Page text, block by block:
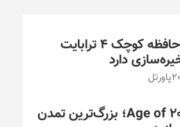
این کارت حافظه کوچک ۴ ترابایت
دارد
پاورتل
بازی/ Age of 2048؛ بزرگ‌ترین تمدن